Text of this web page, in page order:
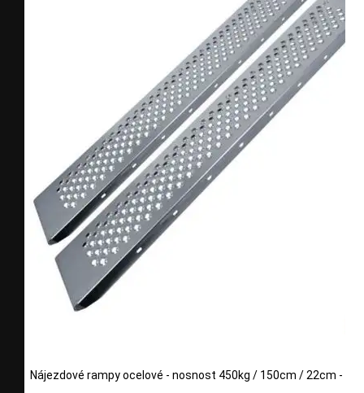
Nájezdové rampy ocelové - nosnost 450kg / 150cm / 22cm - pár